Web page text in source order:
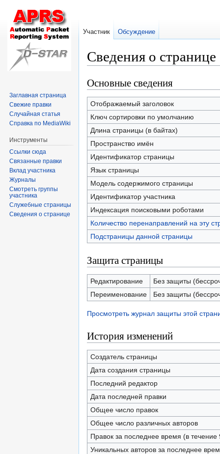
Сведения о
Перейти
к
навигации
Перейти
к
поиску
Основные сведения
Отображаемый заголовок
Ключ сортировки по умолчанию
Длина страницы (в байтах)
Пространство имён
Идентификатор страницы
Язык страницы
Модель содержимого страницы
Идентификатор участника
Индексация поисковыми роботами
Количество перенаправлений на эту
Подстраницы данной страницы
Защита страницы
Редактирование
Без защиты
Переименование
Без защиты
Просмотреть журнал защиты этой
История изменений
Создатель страницы
Дата создания страницы
Последний редактор
Дата последней правки
Общее число правок
Общее число различных авторов
Правок за последнее время (в течение
Уникальных авторов за последнее
Участник Обсуждение
Заглавная страница
Свежие правки
Случайная статья
Справка по MediaWiki
Инструменты
Ссылки сюда
Связанные правки
Вклад участника
Журналы
Смотреть группы
участника
Служебные страницы
Сведения о странице